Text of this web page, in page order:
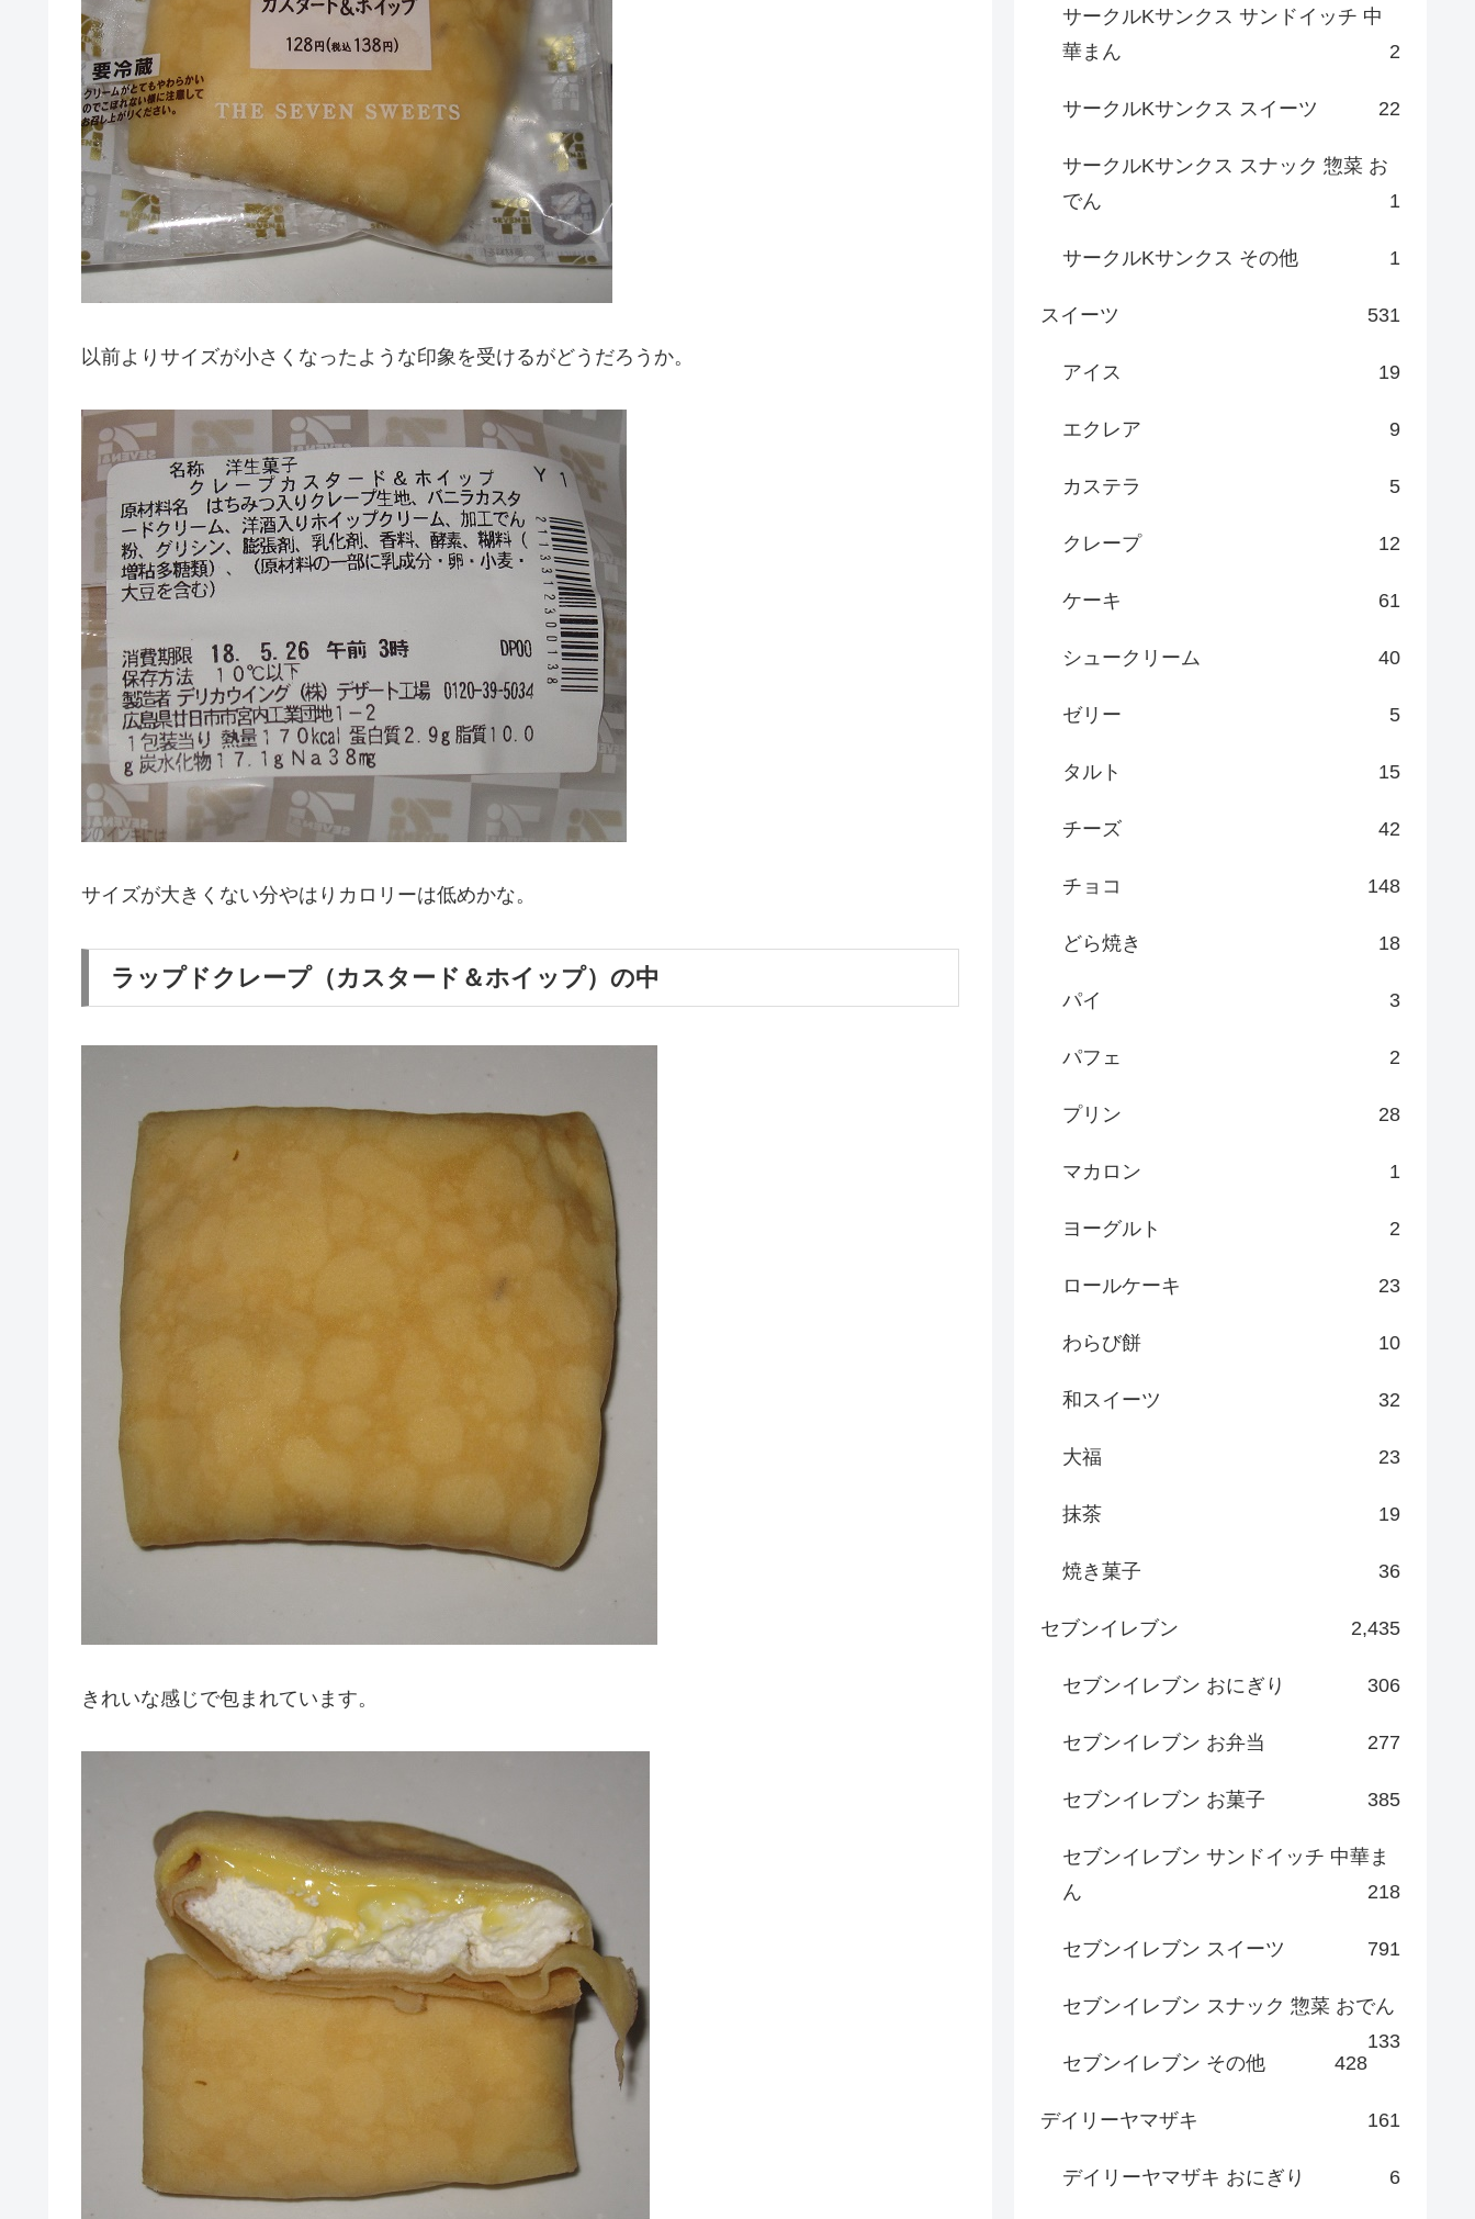
以前よりサイズが小さくなったような印象を受けるがどうだろうか。
サイズが大きくない分やはりカロリーは低めかな。
ラップドクレープ（カスタード＆ホイップ）の中
きれいな感じで包まれています。
サークルKサンクス サンドイッチ 中
華まん
2
サークルKサンクス スイーツ 22
サークルKサンクス スナック 惣菜 お
でん
1
サークルKサンクス その他 1
スイーツ 531
アイス 19
エクレア 9
カステラ 5
クレープ 12
ケーキ 61
シュークリーム 40
ゼリー 5
タルト 15
チーズ 42
チョコ 148
どら焼き 18
パイ 3
パフェ 2
プリン 28
マカロン 1
ヨーグルト 2
ロールケーキ 23
わらび餅 10
和スイーツ 32
大福 23
抹茶 19
焼き菓子 36
セブンイレブン 2,435
セブンイレブン おにぎり 306
セブンイレブン お弁当 277
セブンイレブン お菓子 385
セブンイレブン サンドイッチ 中華ま
ん
218
セブンイレブン スイーツ 791
セブンイレブン スナック 惣菜 おでん
133
セブンイレブン その他
428
デイリーヤマザキ 161
デイリーヤマザキ おにぎり 6